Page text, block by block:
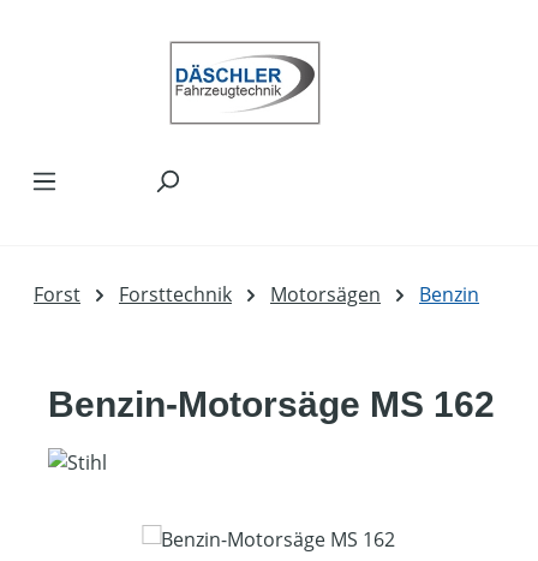
Forst Forsttechnik Motorsägen Benzin
Benzin-Motorsäge MS 162
Bildergalerie überspringen